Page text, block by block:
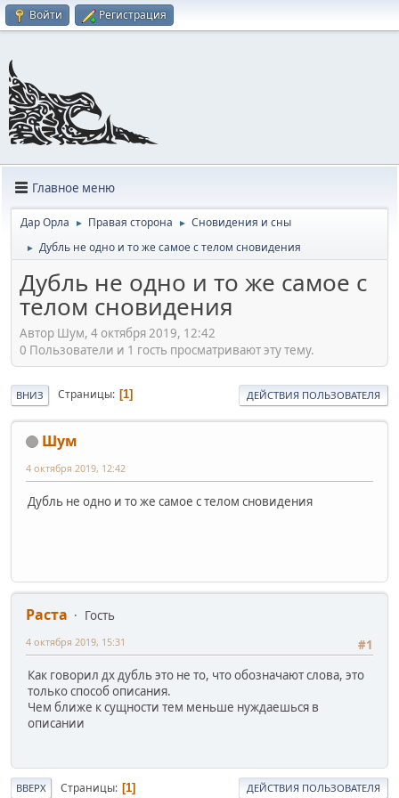
Войти Регистрация
Главное меню
Дар Орла ► Правая сторона ► Сновидения и сны
► Дубль не одно и то же самое с телом сновидения
Дубль не одно и то же самое с
телом сновидения
Автор Шум, 4 октября 2019, 12:42
0 Пользователи и 1 гость просматривают эту тему.
ВНИЗ Страницы 1 ДЕЙСТВИЯ ПОЛЬЗОВАТЕЛЯ
Шум
4 октября 2019, 12:42
Дубль не одно и то же самое с телом сновидения
Раста
Гость
#1
4 октября 2019, 15:31
Как говорил дх дубль это не то, что обозначают слова, это
только способ описания.
Чем ближе к сущности тем меньше нуждаешься в
описании
ВВЕРХ Страницы 1 ДЕЙСТВИЯ ПОЛЬЗОВАТЕЛЯ